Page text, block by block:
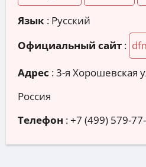
Язык : Русский
Официальный сайт :
Адрес :3-я Хорошевская
Россия
Телефон :+7 (499) 579-